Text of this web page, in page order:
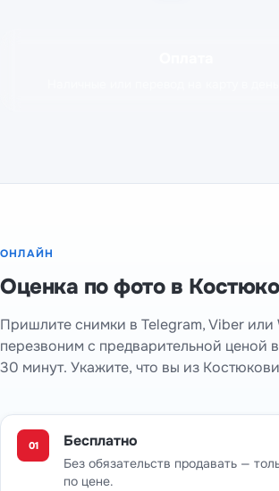
ОНЛАЙН
Оценка по фото в
Пришлите снимки в Telegram, Viber
перезвоним с предварительной ценой
30 минут. Укажите, что вы из
01 Бесплатно
Без обязательств продавать —
по цене.